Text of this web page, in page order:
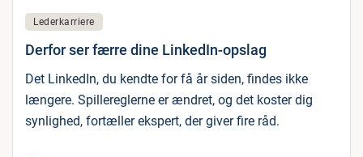
Lederkarriere
Derfor ser færre dine LinkedIn-opslag
Det LinkedIn, du kendte for få år siden, findes ikke
længere. Spillereglerne er ændret, og det koster dig
synlighed, fortæller ekspert, der giver fire råd.